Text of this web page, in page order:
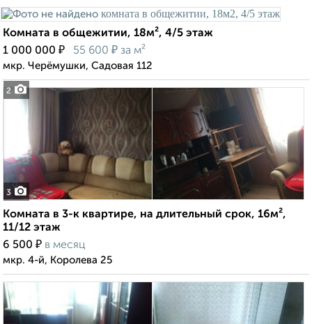
2
Комната в общежитии, 18м², 4/5 этаж
1 000 000 ₽ 55 600 ₽ за м²
мкр. Черёмушки, Садовая 112
3
Комната в 3-к квартире, на длительный срок, 16м²,
11/12 этаж
6 500 ₽ в месяц
мкр. 4-й, Королева 25